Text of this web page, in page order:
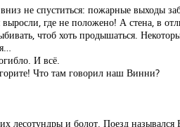
не спуститься: пожарные
где не положено! А стена, в
чтоб хоть продышаться.
И всё.
Что там говорил наш Винни?
и болот. Поезд